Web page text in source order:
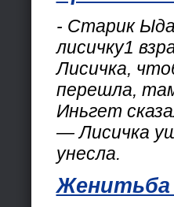
- Старик
лисичку1
Лисичка,
перешла,
Иньгет
— Лисичка
унесла.
Женитьба